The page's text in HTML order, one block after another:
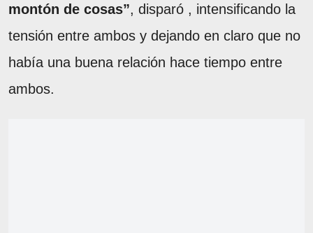
montón de cosas”, disparó , intensificando la
tensión entre ambos y dejando en claro que no
había una buena relación hace tiempo entre
ambos.